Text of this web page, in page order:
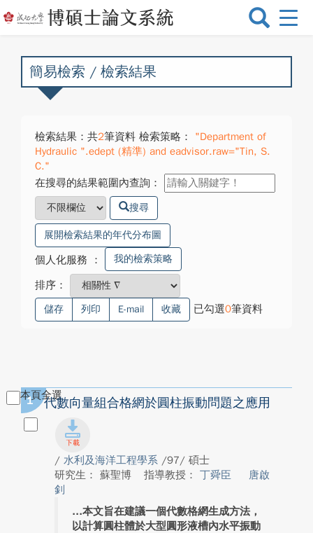
選
換
簡易檢索 / 檢索結果
檢索結果：共2筆資料 檢索策略：
"Department of
Hydraulic ".edept (精準) and eadvisor.raw="Tin, S.
C."
在搜尋的結果範圍內查詢：
搜尋
展開檢索結果的年代分布圖
個人化服務 ： 我的檢索策略
排序：
儲存 列印 E-mail 收藏 已勾選0筆資料
本頁全選
1 代數向量組合格網於圓柱振動問題之應用
/ 水利及海洋工程學系 /97/ 碩士
研究生： 蘇聖博
指導教授： 丁舜臣
唐啟
釗
本文旨在建議一個代數格網生成方法，
以計算圓柱體於大型圓形液槽內水平振動